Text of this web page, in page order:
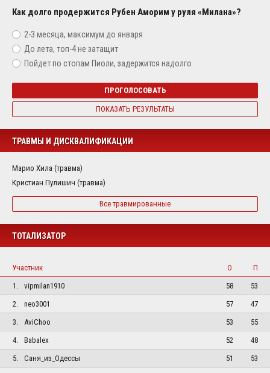
Как долго продержится Рубен Аморим у руля «Милана»?
2-3 месяца, максимум до января
До лета, топ-4 не затащит
Пойдет по стопам Пиоли, задержится надолго
ПРОГОЛОСОВАТЬ
ПОКАЗАТЬ РЕЗУЛЬТАТЫ
ТРАВМЫ И ДИСКВАЛИФИКАЦИИ
Марио Хила (травма)
Кристиан Пулишич (травма)
Все травмированные
ТОТАЛИЗАТОР
Участник О
П
1.
vipmilan1910 58
53
2.
neo3001 57
47
3.
AviChoo 53
55
4.
Babalex 52
48
5.
Саня_из_Одессы 51 53